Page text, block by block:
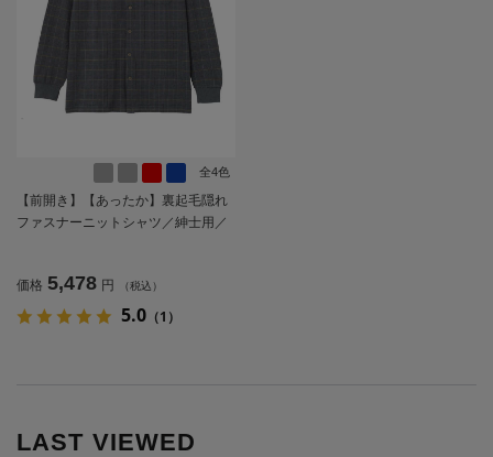
全4色
【前開き】【あったか】裏起毛隠れ
ファスナーニットシャツ／紳士用／
記入欄付き／ギフト／プレゼント
【CF】
価格 5,478 円 （税込）
5.0 （1）
LAST VIEWED